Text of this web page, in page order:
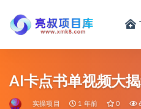
AI卡点书单视频大
实操项目 1 年前 0